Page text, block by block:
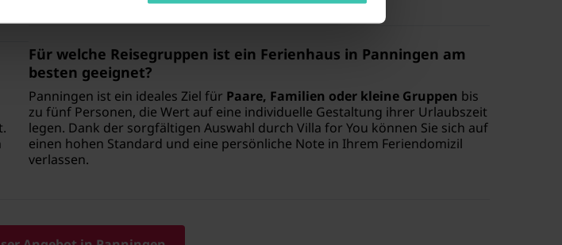
Für welche Reisegruppen ist ein Ferienhaus in Panningen am
besten geeignet?
Panningen ist ein ideales Ziel für Paare, Familien oder kleine Gruppen bis
zu fünf Personen, die Wert auf eine individuelle Gestaltung ihrer Urlaubszeit
legen. Dank der sorgfältigen Auswahl durch Villa for You können Sie sich auf
einen hohen Standard und eine persönliche Note in Ihrem Feriendomizil
verlassen.